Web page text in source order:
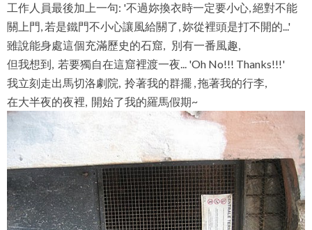
工作人員最後加上一句: '不過妳換衣時一定要小心, 絕對不能
關上門, 若是鐵門不小心讓風給關了, 妳從裡頭是打不開的...'
雖說能身處這個充滿歷史的石窟, 別有一番風趣,
但我想到, 若要獨自在這窟裡渡一夜... 'Oh No!!! Thanks!!!'
我立刻走出馬切洛劇院, 拎著我的群擺 , 拖著我的行李,
在大半夜的夜裡, 開始了我的羅馬假期~